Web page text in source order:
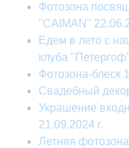
Фотозона
"CAIMAN"
Едем в лето с
клуба
Фотозона-блеск
Свадебный
Украшение
21.09.2024 г.
Летняя